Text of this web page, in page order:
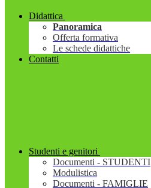
Didattica
Panoramica
Offerta formativa
Le schede didattiche
Contatti
Studenti e genitori
Documenti - STUDENTI
Modulistica
Documenti - FAMIGLIE